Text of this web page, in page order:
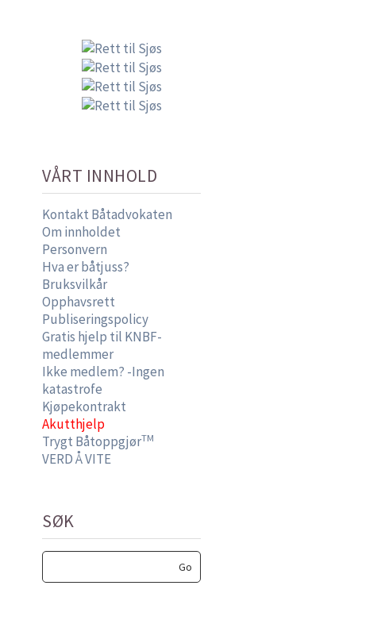
VÅRT INNHOLD
Kontakt Båtadvokaten
Om innholdet
Personvern
Hva er båtjuss?
Bruksvilkår
Opphavsrett
Publiseringspolicy
Gratis hjelp til KNBF-
medlemmer
Ikke medlem? -Ingen
katastrofe
Kjøpekontrakt
Akutthjelp
Trygt BåtoppgjørTM
VERD Å VITE
SØK